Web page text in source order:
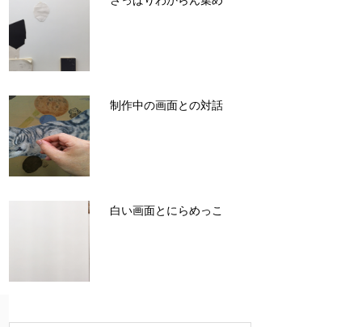
制作中の画面との対話
白い画面とにらめっこ